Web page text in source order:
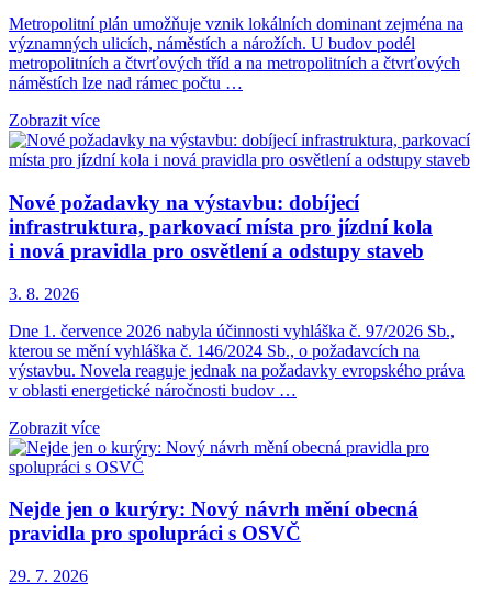
Metropolitní plán umožňuje vznik lokálních dominant zejména na
významných ulicích, náměstích a nárožích. U budov podél
metropolitních a čtvrťových tříd a na metropolitních a čtvrťových
náměstích lze nad rámec počtu …
Zobrazit více
Nové požadavky na výstavbu: dobíjecí
infrastruktura, parkovací místa pro jízdní kola
i nová pravidla pro osvětlení a odstupy staveb
3. 8. 2026
Dne 1. července 2026 nabyla účinnosti vyhláška č. 97/2026 Sb.,
kterou se mění vyhláška č. 146/2024 Sb., o požadavcích na
výstavbu. Novela reaguje jednak na požadavky evropského práva
v oblasti energetické náročnosti budov …
Zobrazit více
Nejde jen o kurýry: Nový návrh mění obecná
pravidla pro spolupráci s OSVČ
29. 7. 2026